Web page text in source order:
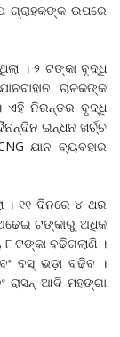
ଗ୍ରାହକଙ୍କ ଉପରେ
। ୨ ଟଙ୍କା ବୃଦ୍ଧି
ଚାଳକଙ୍କ
ଏହି ନିରନ୍ତର ବୃଦ୍ଧି
ଇନ୍ଧନ ଖର୍ଚ୍ଚ
ଯାନ ବ୍ୟବହାର
। ୧୧ ଦିନରେ ୪ ଥର
ଟଙ୍କାରୁ ଅଧିକ
୮ ଟଙ୍କା ବଢିଗଲାଣି ।
ବସ୍ ଭଡ଼ା ବଢିବ ।
ଆଦି ମହଙ୍ଗା